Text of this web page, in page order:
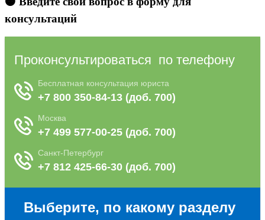
консультаций